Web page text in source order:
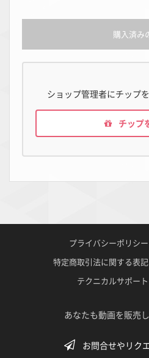
購入済み
ショップ管理者にチップ
チップ
お問合せやリク
プライバシーポリシー
特定商取引法に関する表記
テクニカルサポート
あなたも動画を販売